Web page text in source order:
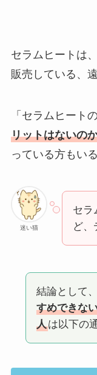
セラムヒートは
販売している、
「セラムヒート
リットはないの
っている方もい
迷い猫
セラ
ど、
結論として
すめできな
人は以下の